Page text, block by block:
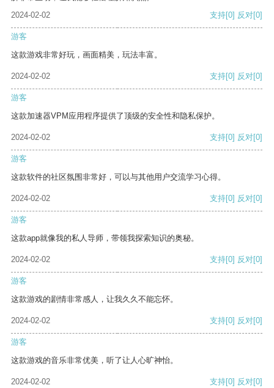
2024-02-02
支持[0] 反对[0]
游客
这款游戏非常好玩，画面精美，玩法丰富。
2024-02-02 支持[0] 反对[0]
游客
这款加速器VPM应用程序提供了顶级的安全性和隐私保护。
2024-02-02 支持[0] 反对[0]
游客
这款软件的社区氛围非常好，可以与其他用户交流学习心得。
2024-02-02 支持[0] 反对[0]
游客
这款app就像我的私人导师，带领我探索知识的奥秘。
2024-02-02 支持[0] 反对[0]
游客
这款游戏的剧情非常感人，让我久久不能忘怀。
2024-02-02 支持[0] 反对[0]
游客
这款游戏的音乐非常优美，听了让人心旷神怡。
2024-02-02 支持[0] 反对[0]